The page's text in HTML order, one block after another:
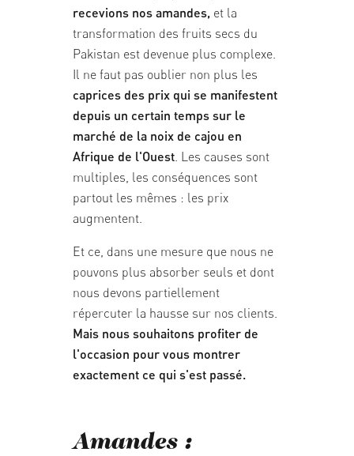
recevions nos amandes et la
transformation des fruits secs du
Pakistan est devenue plus complexe.
Il ne faut pas oublier non plus les
caprices des prix qui se manifestent
depuis un certain temps sur le
marché de la noix de cajou en
Afrique de l'Ouest . Les causes sont
multiples, les conséquences sont
partout les mêmes : les prix
augmentent.
Et ce, dans une mesure que nous ne
pouvons plus absorber seuls et dont
nous devons partiellement
répercuter la hausse sur nos clients.
Mais nous souhaitons profiter de
l'occasion pour vous montrer
exactement ce qui s'est passé.
Amandes :